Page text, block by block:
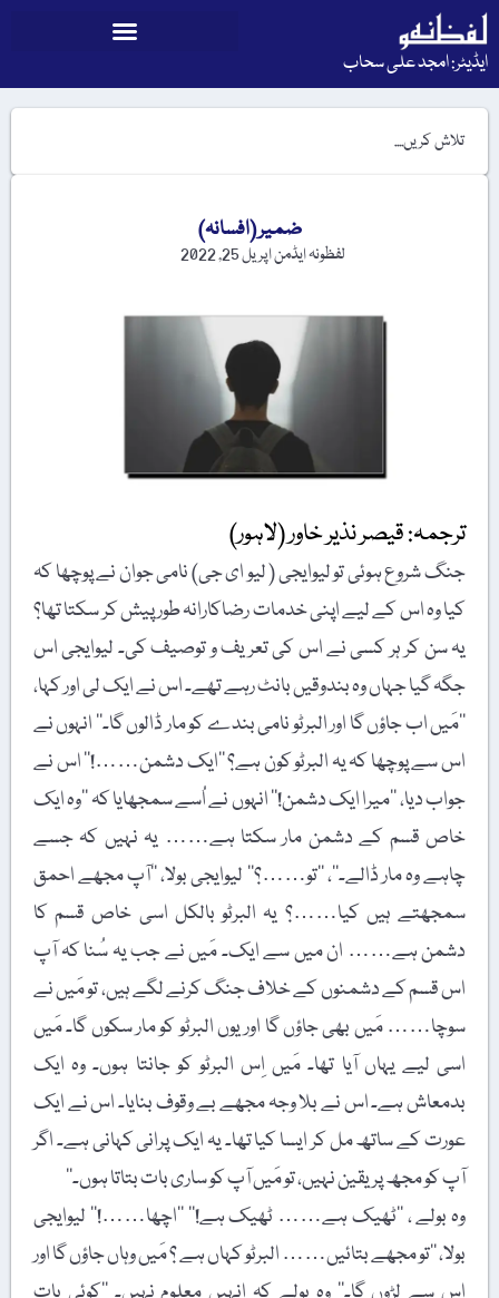
ایڈیٹر: امجد علی سحاب
ضمیر (افسانہ)
لفظونہ ایڈمناپریل 25, 2022
ترجمہ: قیصر نذیر خاور (لاہور)
جنگ شروع ہوئی تو لیوایجی ( لیو ای جی) نامی جوان نے پوچھا کہ
کیا وہ اس کے لیے اپنی خدمات رضاکارانہ طور پیش کر سکتا تھا؟
یہ سن کر ہر کسی نے اس کی تعریف و توصیف کی۔ لیوایجی اس
جگہ گیا جہاں وہ بندوقیں بانٹ رہے تھے۔ اس نے ایک لی اور کہا،
’’مَیں اب جاؤں گا اور البرٹو نامی بندے کو مار ڈالوں گا۔‘‘ انہوں نے
اس سے پوچھا کہ یہ البرٹو کون ہے؟ ’’ایک دشمن……!‘‘ اس نے
جواب دیا، ’’میرا ایک دشمن!‘‘ انہوں نے اُسے سمجھایا کہ ’’وہ ایک
خاص قسم کے دشمن مار سکتا ہے…… یہ نہیں کہ جسے
چاہے وہ مار ڈالے۔‘‘، ’’تو……؟‘‘ لیوایجی بولا، ’’آپ مجھے احمق
سمجھتے ہیں کیا……؟ یہ البرٹو بالکل اسی خاص قسم کا
دشمن ہے…… ان میں سے ایک۔ مَیں نے جب یہ سُنا کہ آپ
اس قسم کے دشمنوں کے خلاف جنگ کرنے لگے ہیں، تو مَیں نے
سوچا…… مَیں بھی جاؤں گا اور یوں البرٹو کو مار سکوں گا۔ مَیں
اسی لیے یہاں آیا تھا۔ مَیں اِس البرٹو کو جانتا ہوں۔ وہ ایک
بدمعاش ہے۔ اس نے بلا وجہ مجھے بے وقوف بنایا۔ اس نے ایک
عورت کے ساتھ مل کر ایسا کیا تھا۔ یہ ایک پرانی کہانی ہے۔ اگر
آپ کو مجھ پر یقین نہیں، تو مَیں آپ کو ساری بات بتاتا ہوں۔‘‘
وہ بولے ، ’’ٹھیک ہے…… ٹھیک ہے!‘‘ ’’اچھا……!‘‘ لیوایجی
بولا، ’’تو مجھے بتائیں…… البرٹو کہاں ہے ؟ مَیں وہاں جاؤں گا اور